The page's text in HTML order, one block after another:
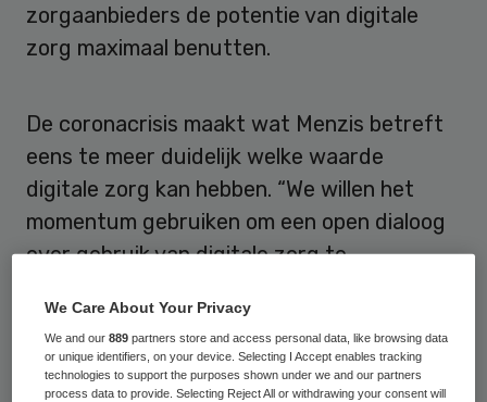
zorgaanbieders de potentie van digitale
zorg maximaal benutten.
De coronacrisis maakt wat Menzis betreft
eens te meer duidelijk welke waarde
digitale zorg kan hebben. “We willen het
momentum gebruiken om een open dialoog
over gebruik van digitale zorg te
Alards de visie toe. “In sommige
ziekenhuizen zijn drie, vier tot zeshonderd
procent meer digitale contacten. De vraag
We Care About Your Privacy
We and our889 partners store and access personal data, like browsing data
or unique identifiers, on your device. Selecting I Accept enables tracking
technologies to support the purposes shown under we and our partners
process data to provide. Selecting Reject All or withdrawing your consent will